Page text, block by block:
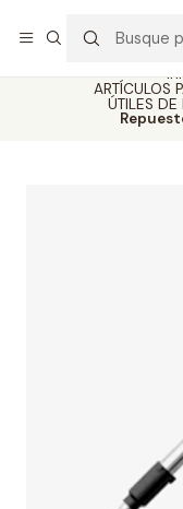
ARTÍCULOS
ÚTILES DE